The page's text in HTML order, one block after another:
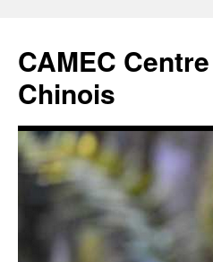
CAMEC
Chinois